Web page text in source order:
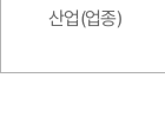
산업(업종)